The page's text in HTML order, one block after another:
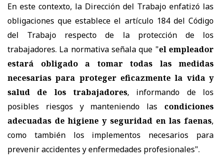
En este contexto, la Dirección del Trabajo enfatizó las
obligaciones que establece el artículo 184 del Código
del Trabajo respecto de la protección de los
trabajadores. La normativa señala que "el empleador
estará obligado a tomar todas las medidas
necesarias para proteger eficazmente la vida y
salud de los trabajadores, informando de los
posibles riesgos y manteniendo las condiciones
adecuadas de higiene y seguridad en las faenas,
como también los implementos necesarios para
prevenir accidentes y enfermedades profesionales".